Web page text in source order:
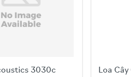
Gỗ óc chó walnut veneer, Quadrex
Bi-wire capable, threaded inserts cho
3030c Loa